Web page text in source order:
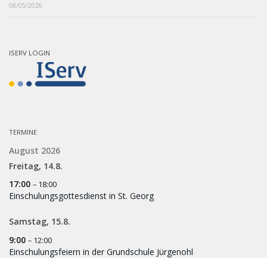
08/05/2026
ISERV LOGIN
TERMINE
August 2026
Freitag, 14.8.
17:00 – 18:00
Einschulungsgottesdienst in St. Georg
Samstag, 15.8.
9:00 – 12:00
Einschulungsfeiern in der Grundschule Jürgenohl